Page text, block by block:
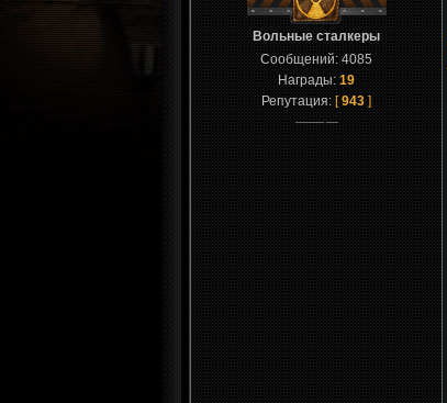
Вольные сталкеры
Сообщений: 4085
Награды: 19
Репутация: [943 ]